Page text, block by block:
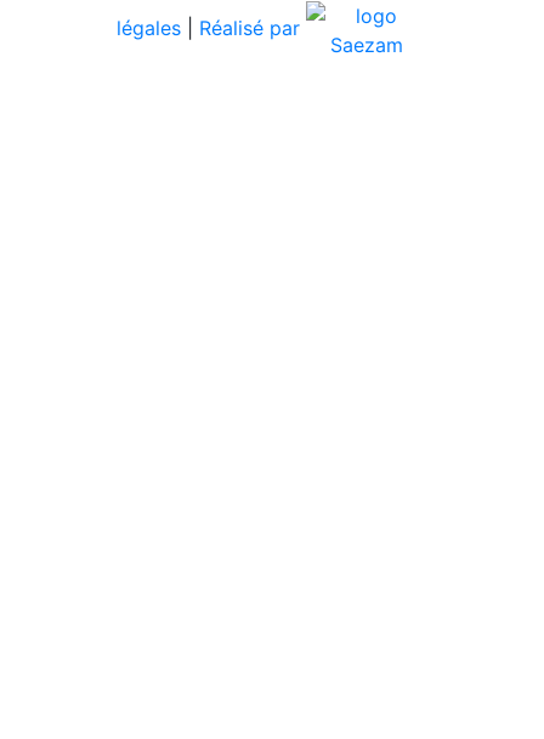
légales
Réalisé par